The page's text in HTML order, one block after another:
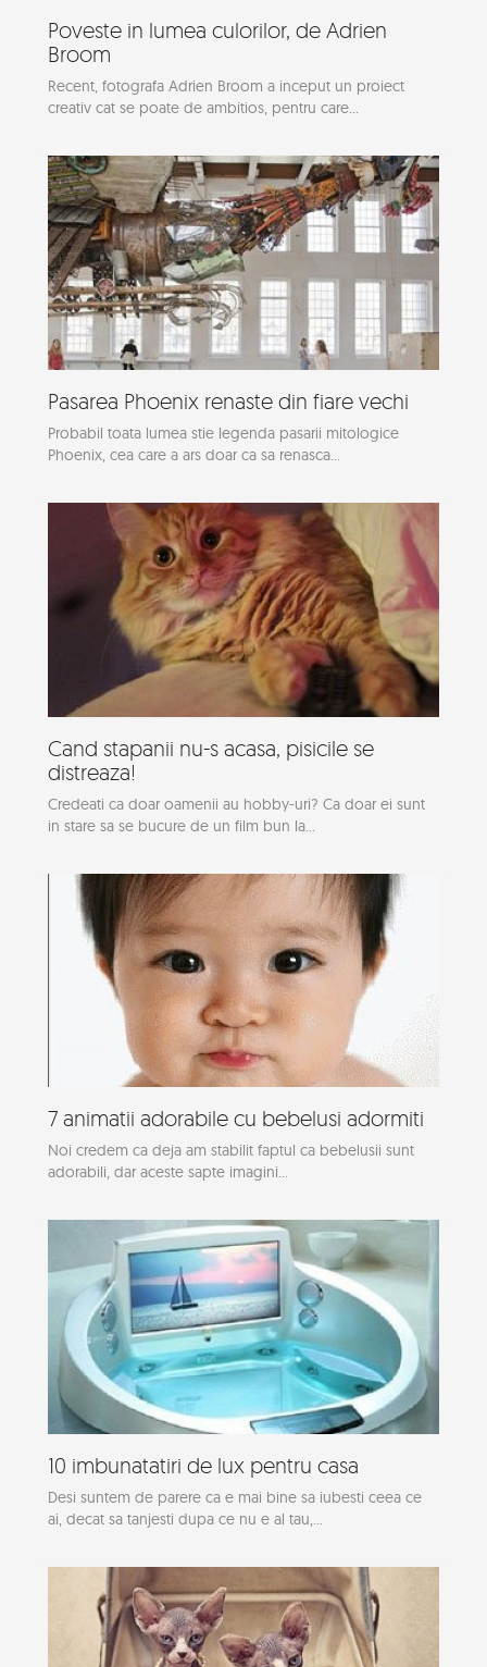
Poveste in lumea culorilor, de Adrien
Broom
Recent, fotografa Adrien Broom a inceput un proiect
creativ cat se poate de ambitios, pentru care...
Pasarea Phoenix renaste din fiare vechi
Probabil toata lumea stie legenda pasarii mitologice
Phoenix, cea care a ars doar ca sa renasca...
Cand stapanii nu-s acasa, pisicile se
distreaza!
Credeati ca doar oamenii au hobby-uri? Ca doar ei sunt
in stare sa se bucure de un film bun la...
7 animatii adorabile cu bebelusi adormiti
Noi credem ca deja am stabilit faptul ca bebelusii sunt
adorabili, dar aceste sapte imagini...
10 imbunatatiri de lux pentru casa
Desi suntem de parere ca e mai bine sa iubesti ceea ce
ai, decat sa tanjesti dupa ce nu e al tau,...